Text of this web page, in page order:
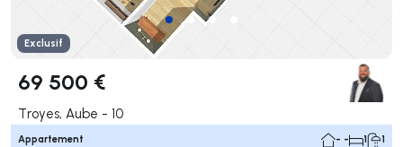
Exclusif
69 500 €
Troyes, Aube - 10
Appartement - - 1 1